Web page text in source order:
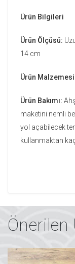
Ürün Bilgileri
Ürün Ölçüsü:
14 cm
Ürün
Ürün Bakımı:
maketini nemli
yol açabilecek
kullanmaktan